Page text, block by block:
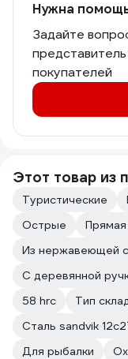
Нужна
Задайте
покупателей
Этот товар из
Туристические
Острые
Прямая
Из нержавеющей
C деревянной
58 hrc
Тип
Сталь sandvik
Для рыбалки